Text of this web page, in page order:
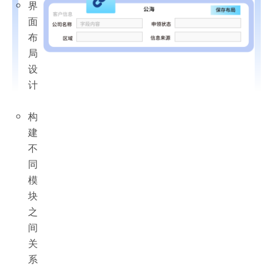
界
面
布
局
设
计
构
建
不
同
模
块
之
间
关
系